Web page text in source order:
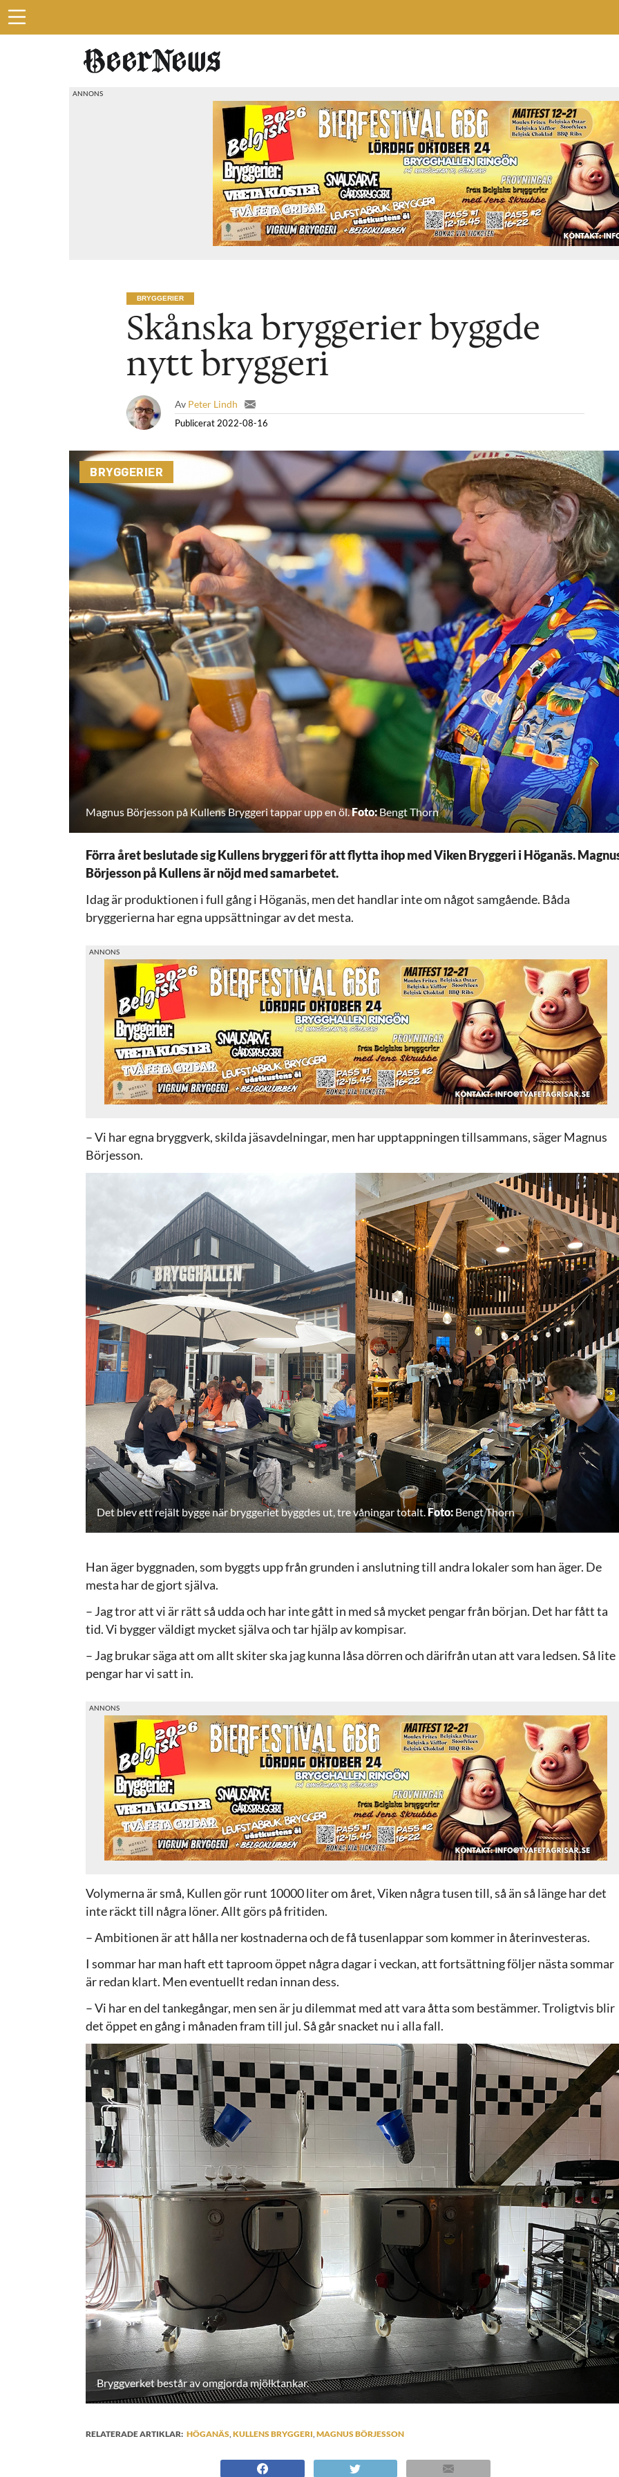
BRYGGERIER
Skånska bryggerier byggde
nytt bryggeri
Av Peter Lindh
Publicerat 2022-08-16
BRYGGERIER
Magnus Börjesson på Kullens Bryggeri tappar upp en öl.Foto:Bengt Thorn
Förra året beslutade sig Kullens bryggeri för att flytta ihop med Viken Bryggeri i Höganäs.
Börjesson på Kullens är nöjd med samarbetet.
Idag är produktionen i full gång i Höganäs, men det handlar inte om något samgående. Båda
bryggerierna har egna uppsättningar av det mesta.
– Vi har egna bryggverk, skilda jäsavdelningar, men har upptappningen tillsammans, säger Magnus
Börjesson.
Det blev ett rejält bygge när bryggeriet byggdes ut, tre våningar totalt.Foto:Bengt Thorn
Han äger byggnaden, som byggts upp från grunden i anslutning till andra lokaler som han äger. De
mesta har de gjort själva.
– Jag tror att vi är rätt så udda och har inte gått in med så mycket pengar från början. Det har fått ta
tid. Vi bygger väldigt mycket själva och tar hjälp av kompisar.
– Jag brukar säga att om allt skiter ska jag kunna låsa dörren och därifrån utan att vara ledsen. Så lite
pengar har vi satt in.
Volymerna är små, Kullen gör runt 10000 liter om året, Viken några tusen till, så än så länge har det
inte räckt till några löner. Allt görs på fritiden.
– Ambitionen är att hålla ner kostnaderna och de få tusenlappar som kommer in återinvesteras.
I sommar har man haft ett taproom öppet några dagar i veckan, att fortsättning följer nästa sommar
är redan klart. Men eventuellt redan innan dess.
– Vi har en del tankegångar, men sen är ju dilemmat med att vara åtta som bestämmer. Troligtvis blir
det öppet en gång i månaden fram till jul. Så går snacket nu i alla fall.
Bryggverket består av omgjorda mjölktankar.
RELATERADE ARTIKLAR: HÖGANÄS,KULLENS BRYGGERI,MAGNUS BÖRJESSON